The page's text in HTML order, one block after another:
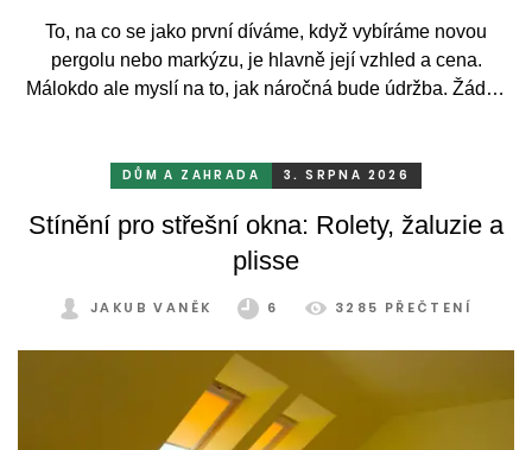
To, na co se jako první díváme, když vybíráme novou
pergolu nebo markýzu, je hlavně její vzhled a cena.
Málokdo ale myslí na to, jak náročná bude údržba. Žádný
mrazu, ale také prachu a pylu, což se na něm dříve či
DŮM A ZAHRADA 3. SRPNA 2026
Stínění pro střešní okna: Rolety, žaluzie a
plisse
JAKUB VANĚK 6 3285 PŘEČTENÍ